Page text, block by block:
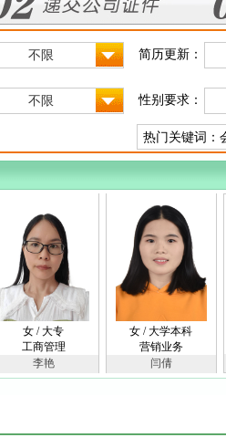
不限 简历更新：
不限 性别要求：
女 / 大专
工商管理
李艳
女 / 大学本科
营销业务
闫倩